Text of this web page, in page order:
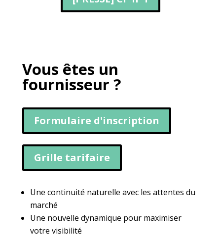
Vous êtes un
fournisseur ?
Formulaire d'inscription
Grille tarifaire
Une continuité naturelle avec les attentes du
marché
Une nouvelle dynamique pour maximiser
votre visibilité